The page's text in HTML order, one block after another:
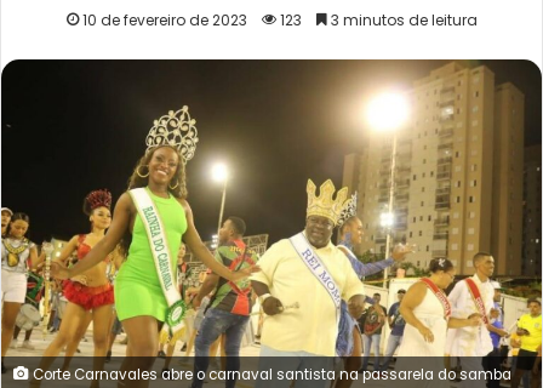
10 de fevereiro de 2023 123 3 minutos de leitura
Corte Carnavales abre o carnaval santista na passarela do samba